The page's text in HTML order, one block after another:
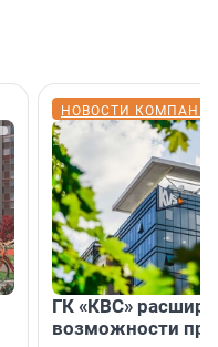
НОВОСТИ
ГК «КВС»
возможности